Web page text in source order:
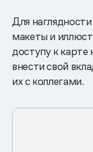
Для
макеты и
доступу к
внести свой
их с коллегами.